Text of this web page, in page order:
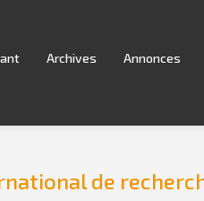
Archives Annonces
de